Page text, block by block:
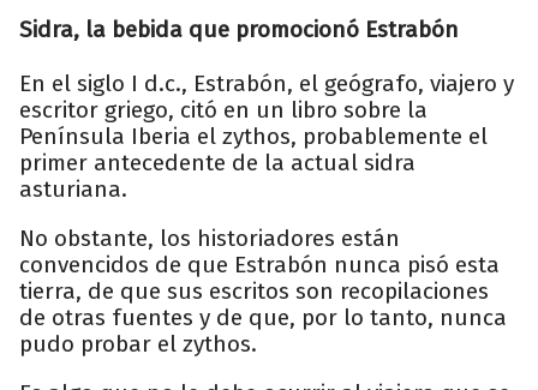
Sidra, la bebida que promocionó Estrabón
En el siglo I d.c., Estrabón, el geógrafo, viajero y
escritor griego, citó en un libro sobre la
Península Iberia el zythos, probablemente el
primer antecedente de la actual sidra
asturiana.
No obstante, los historiadores están
convencidos de que Estrabón nunca pisó esta
tierra, de que sus escritos son recopilaciones
de otras fuentes y de que, por lo tanto, nunca
pudo probar el zythos.